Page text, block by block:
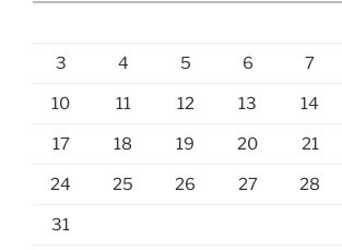
3 4 5 6 7
10 11 12 13 14
17 18 19 20 21
24 25 26 27 28
31